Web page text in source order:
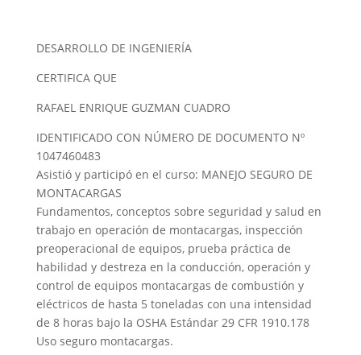
DESARROLLO DE INGENIERÍA
CERTIFICA QUE
RAFAEL ENRIQUE GUZMAN CUADRO
IDENTIFICADO CON NÚMERO DE DOCUMENTO Nº
1047460483
Asistió y participó en el curso: MANEJO SEGURO DE
MONTACARGAS
Fundamentos, conceptos sobre seguridad y salud en
trabajo en operación de montacargas, inspección
preoperacional de equipos, prueba práctica de
habilidad y destreza en la conducción, operación y
control de equipos montacargas de combustión y
eléctricos de hasta 5 toneladas con una intensidad
de 8 horas bajo la OSHA Estándar 29 CFR 1910.178
Uso seguro montacargas.